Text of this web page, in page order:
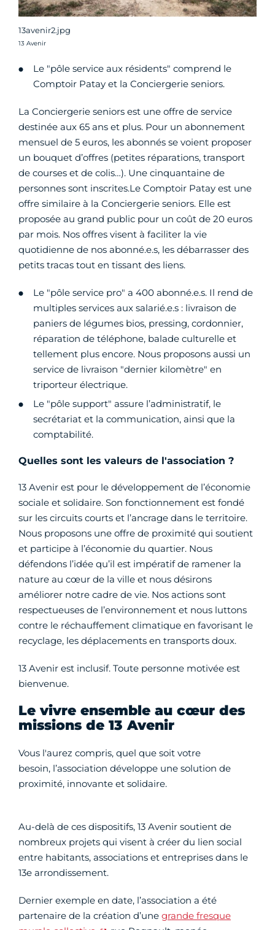
13avenir2.jpg
Crédit photo :
13 Avenir
Le "pôle service aux résidents" comprend le
Comptoir Patay et la Conciergerie seniors.
La Conciergerie seniors est une offre de service
destinée aux 65 ans et plus. Pour un abonnement
mensuel de 5 euros, les abonnés se voient proposer
un bouquet d’offres (petites réparations, transport
de courses et de colis…). Une cinquantaine de
personnes sont inscrites.Le Comptoir Patay est une
offre similaire à la Conciergerie seniors. Elle est
proposée au grand public pour un coût de 20 euros
par mois. Nos offres visent à faciliter la vie
quotidienne de nos abonné.e.s, les débarrasser des
petits tracas tout en tissant des liens.
Le "pôle service pro" a 400 abonné.e.s. Il rend de
multiples services aux salarié.e.s : livraison de
paniers de légumes bios, pressing, cordonnier,
réparation de téléphone, balade culturelle et
tellement plus encore. Nous proposons aussi un
service de livraison "dernier kilomètre" en
triporteur électrique.
Le "pôle support" assure l’administratif, le
secrétariat et la communication, ainsi que la
comptabilité.
Quelles sont les valeurs de l'association ?
13 Avenir est pour le développement de l’économie
sociale et solidaire. Son fonctionnement est fondé
sur les circuits courts et l’ancrage dans le territoire.
Nous proposons une offre de proximité qui soutient
et participe à l’économie du quartier. Nous
défendons l’idée qu’il est impératif de ramener la
nature au cœur de la ville et nous désirons
améliorer notre cadre de vie. Nos actions sont
respectueuses de l’environnement et nous luttons
contre le réchauffement climatique en favorisant le
recyclage, les déplacements en transports doux.
13 Avenir est inclusif. Toute personne motivée est
bienvenue.
Le vivre ensemble au cœur des
missions de 13 Avenir
Vous l'aurez compris, quel que soit votre
besoin, l’association développe une solution de
proximité, innovante et solidaire.
Au-delà de ces dispositifs, 13 Avenir soutient de
nombreux projets qui visent à créer du lien social
entre habitants, associations et entreprises dans le
13e arrondissement.
Dernier exemple en date, l’association a été
partenaire de la création d’une grande fresque